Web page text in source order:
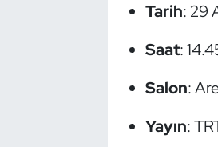
Tarih: 29
Saat:
Salon:
Yayın:
Sualtı Sporları